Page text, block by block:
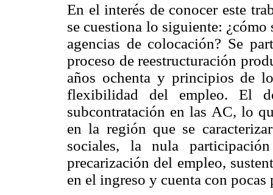
En el interés de conocer este
se cuestiona lo siguiente: ¿cómo
agencias de colocación? Se
proceso de reestructuración
años ochenta y principios de
flexibilidad del empleo. El
subcontratación en las AC, lo
en la región que se
sociales, la nula
precarización del empleo,
en el ingreso y cuenta con pocas